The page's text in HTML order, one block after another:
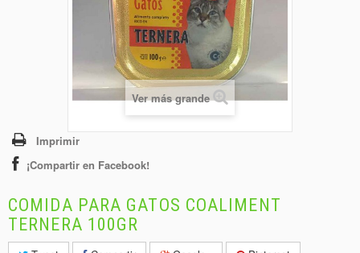
PANADERÍA Ver más grande
Imprimir
¡Compartir en Facebook!
COMIDA PARA GATOS COALIMENT
TERNERA 100GR